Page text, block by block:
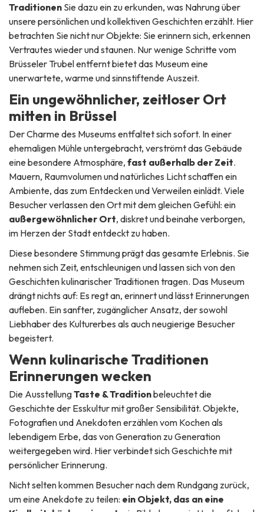
Traditionen Sie dazu ein zu erkunden, was Nahrung über
unsere persönlichen und kollektiven Geschichten erzählt. Hier
betrachten Sie nicht nur Objekte: Sie erinnern sich, erkennen
Vertrautes wieder und staunen. Nur wenige Schritte vom
Brüsseler Trubel entfernt bietet das Museum eine
unerwartete, warme und sinnstiftende Auszeit.
Ein ungewöhnlicher, zeitloser Ort
mitten in Brüssel
Der Charme des Museums entfaltet sich sofort. In einer
ehemaligen Mühle untergebracht, verströmt das Gebäude
eine besondere Atmosphäre, fast außerhalb der Zeit.
Mauern, Raumvolumen und natürliches Licht schaffen ein
Ambiente, das zum Entdecken und Verweilen einlädt. Viele
Besucher verlassen den Ort mit dem gleichen Gefühl: ein
außergewöhnlicher Ort, diskret und beinahe verborgen,
im Herzen der Stadt entdeckt zu haben.
Diese besondere Stimmung prägt das gesamte Erlebnis. Sie
nehmen sich Zeit, entschleunigen und lassen sich von den
Geschichten kulinarischer Traditionen tragen. Das Museum
drängt nichts auf: Es regt an, erinnert und lässt Erinnerungen
aufleben. Ein sanfter, zugänglicher Ansatz, der sowohl
Liebhaber des Kulturerbes als auch neugierige Besucher
begeistert.
Wenn kulinarische Traditionen
Erinnerungen wecken
Die AusstellungTaste & Traditionbeleuchtet die
Geschichte der Esskultur mit großer Sensibilität. Objekte,
Fotografien und Anekdoten erzählen vom Kochen als
lebendigem Erbe, das von Generation zu Generation
weitergegeben wird. Hier verbindet sich Geschichte mit
persönlicher Erinnerung.
Nicht selten kommen Besucher nach dem Rundgang zurück,
um eine Anekdote zu teilen: ein Objekt, das an eine